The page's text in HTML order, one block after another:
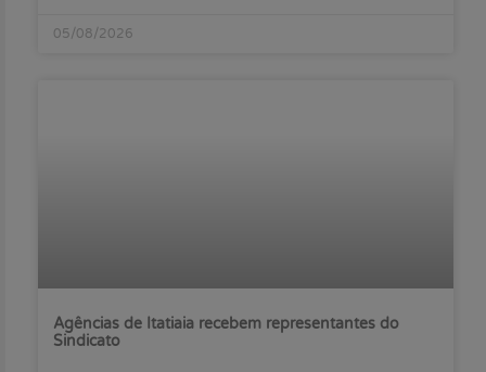
05/08/2026
Agências de Itatiaia recebem representantes do
Sindicato